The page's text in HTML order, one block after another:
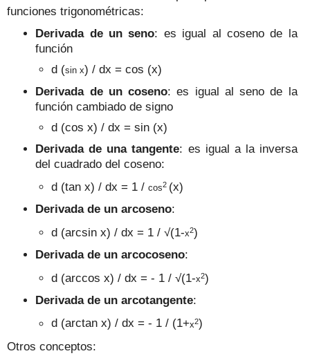
funciones trigonométricas:
Derivada de un seno: es igual al coseno de la
función
d (sin x) / dx = cos (x)
Derivada de un coseno: es igual al seno de la
función cambiado de signo
d (cos x) / dx = sin (x)
Derivada de una tangente: es igual a la inversa
del cuadrado del coseno:
d (tan x) / dx = 1 / cos2 (x)
Derivada de un arcoseno:
d (arcsin x) / dx = 1 / √(1-x2)
Derivada de un arcocoseno:
d (arccos x) / dx = - 1 / √(1-x2)
Derivada de un arcotangente:
d (arctan x) / dx = - 1 / (1+x2)
Otros conceptos: